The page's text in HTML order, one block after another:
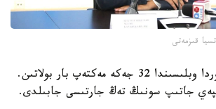
قىزمەتى
جىل باسىندا قىزىلوردا وبلىسىندا 32 جەكە مەكتەپ بار بولاتىن.
جاتىپ سونىڭ تەڭ جارتىسى جابىلدى.